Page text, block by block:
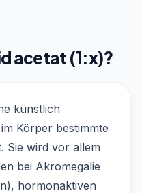
acetat (1:x)?
künstlich
Körper bestimmte
Sie wird vor allem
bei Akromegalie
hormonaktiven